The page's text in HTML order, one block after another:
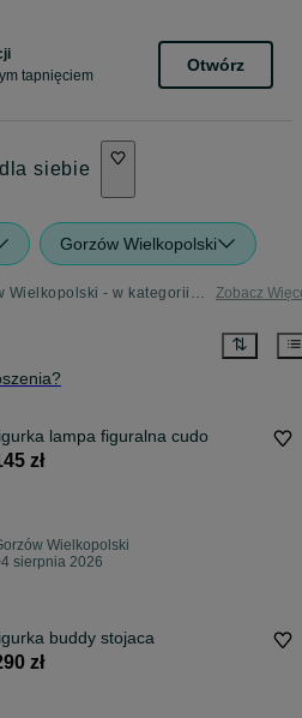
tapnięciem
Otwórz
siebie
Gorzów Wielkopolski
Dla Ciebie wszystko - Gorzów Wielkopolski - w kategorii Figurki Zobacz
lampa figuralna cudo
zł
Wielkopolski
sierpnia 2026
buddy stojaca
zł